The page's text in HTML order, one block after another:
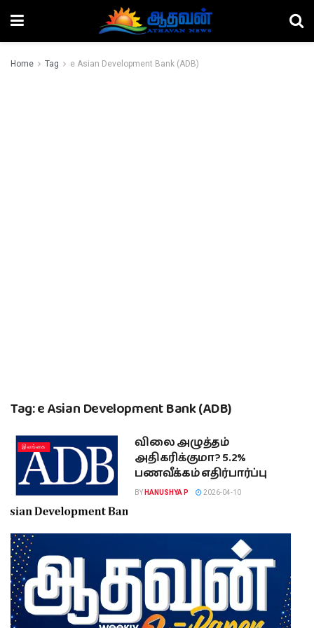
Home Tag e Asian Development Bank (ADB)
Tag:e Asian Development Bank (ADB)
இலங்கை
விலை அழுத்தம்
அதிகரிக்குமா? 5.2%
பணவீக்கம் எதிர்பார்ப்பு
BY HANUSHYA P 2026-04-10